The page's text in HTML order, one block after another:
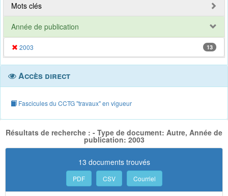
Mots clés
Année de publication
2003 13
Accès direct
Fascicules du CCTG "travaux" en vigueur
Résultats de recherche : - Type de document: Autre, Année de
publication: 2003
13 documents trouvés
PDF CSV Courriel